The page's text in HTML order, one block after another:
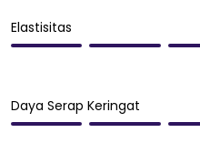
Elastisitas
Daya Serap Keringat